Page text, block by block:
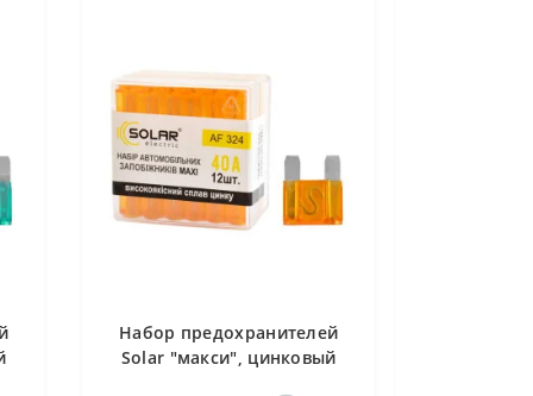
Набор предохранителей
Solar "макси", цинковый